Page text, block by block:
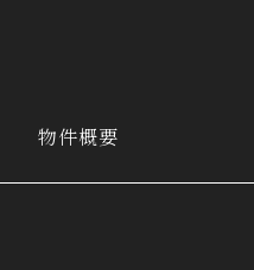
物件概要